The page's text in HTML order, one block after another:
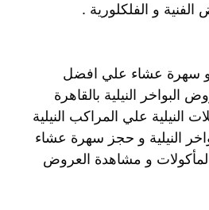
و الفلكلورية .
و سهرة عشاء علي افضل
النيلية بالقاهرة
النيلية علي المراكب النيلية
النيلية و حجز سهرة عشاء
و مشاهدة العروض